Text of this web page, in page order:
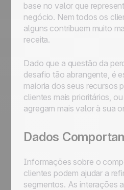
base no valor que
negócio. Nem todos os
alguns contribuem muito
receita.
Dado que a questão da
desafio tão abrangente, é
maioria dos seus recursos
clientes mais prioritários,
agregam mais valor à sua
Dados
Informações sobre o
clientes podem ajudar a
segmentos. As interações